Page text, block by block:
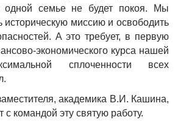
одной семье не будет покоя. Мы
миссию и освободить
А это требует, в первую
экономического курса нашей
сплоченности всех
академика В.И. Кашина,
с командой эту святую работу.